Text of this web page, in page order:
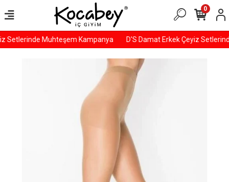
Setlerinde Muhteşem Kampanya D'S Damat Erkek Çeyiz
0